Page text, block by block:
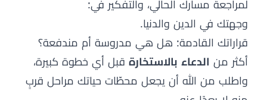
لمراجعة مسارك الحالي، والتفكير في:
وجهتك في الدين والدنيا.
قراراتك القادمة: هل هي مدروسة أم مندفعة؟
أكثر من الدعاء بالاستخارة قبل أي خطوة كبيرة،
واطلب من الله أن يجعل محطّات حياتك مراحل قربٍ